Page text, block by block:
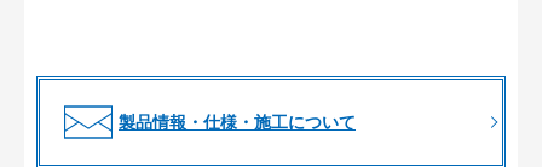
製品情報・仕様・施工について